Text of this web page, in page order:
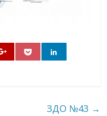
ЗДО №43 →